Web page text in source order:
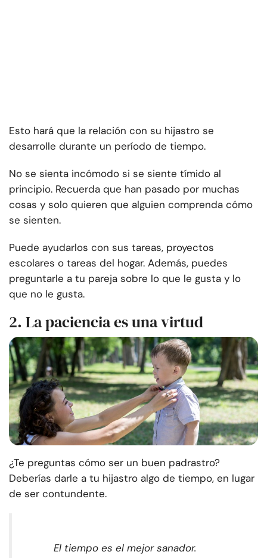
Esto hará que la relación con su hijastro se
desarrolle durante un período de tiempo.
No se sienta incómodo si se siente tímido al
principio. Recuerda que han pasado por muchas
cosas y solo quieren que alguien comprenda cómo
se sienten.
Puede ayudarlos con sus tareas, proyectos
escolares o tareas del hogar. Además, puedes
preguntarle a tu pareja sobre lo que le gusta y lo
que no le gusta.
2. La paciencia es una virtud
¿Te preguntas cómo ser un buen padrastro?
Deberías darle a tu hijastro algo de tiempo, en lugar
de ser contundente.
El tiempo es el mejor sanador.